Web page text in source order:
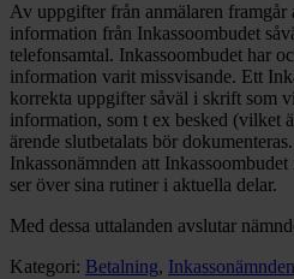
Av uppgifter från anmälaren framgår
information från Inkassoombudet
telefonsamtal. Inkassoombudet har
information varit missvisande. Ett
korrekta uppgifter såväl i skrift som
information, som t ex besked (vilket
ärende slutbetalats bör
Inkassonämnden att
ser över sina rutiner i aktuella delar.
Med dessa uttalanden avslutar
Kategori: Betalning, Inkassonämnden